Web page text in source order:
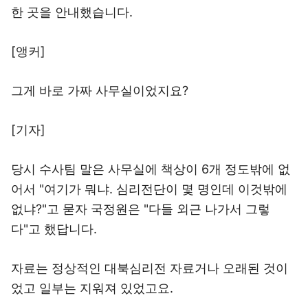
한 곳을 안내했습니다.
[앵커]
그게 바로 가짜 사무실이었지요?
[기자]
당시 수사팀 말은 사무실에 책상이 6개 정도밖에 없
어서 "여기가 뭐냐. 심리전단이 몇 명인데 이것밖에
없냐?"고 묻자 국정원은 "다들 외근 나가서 그렇
다"고 했답니다.
자료는 정상적인 대북심리전 자료거나 오래된 것이
었고 일부는 지워져 있었고요.